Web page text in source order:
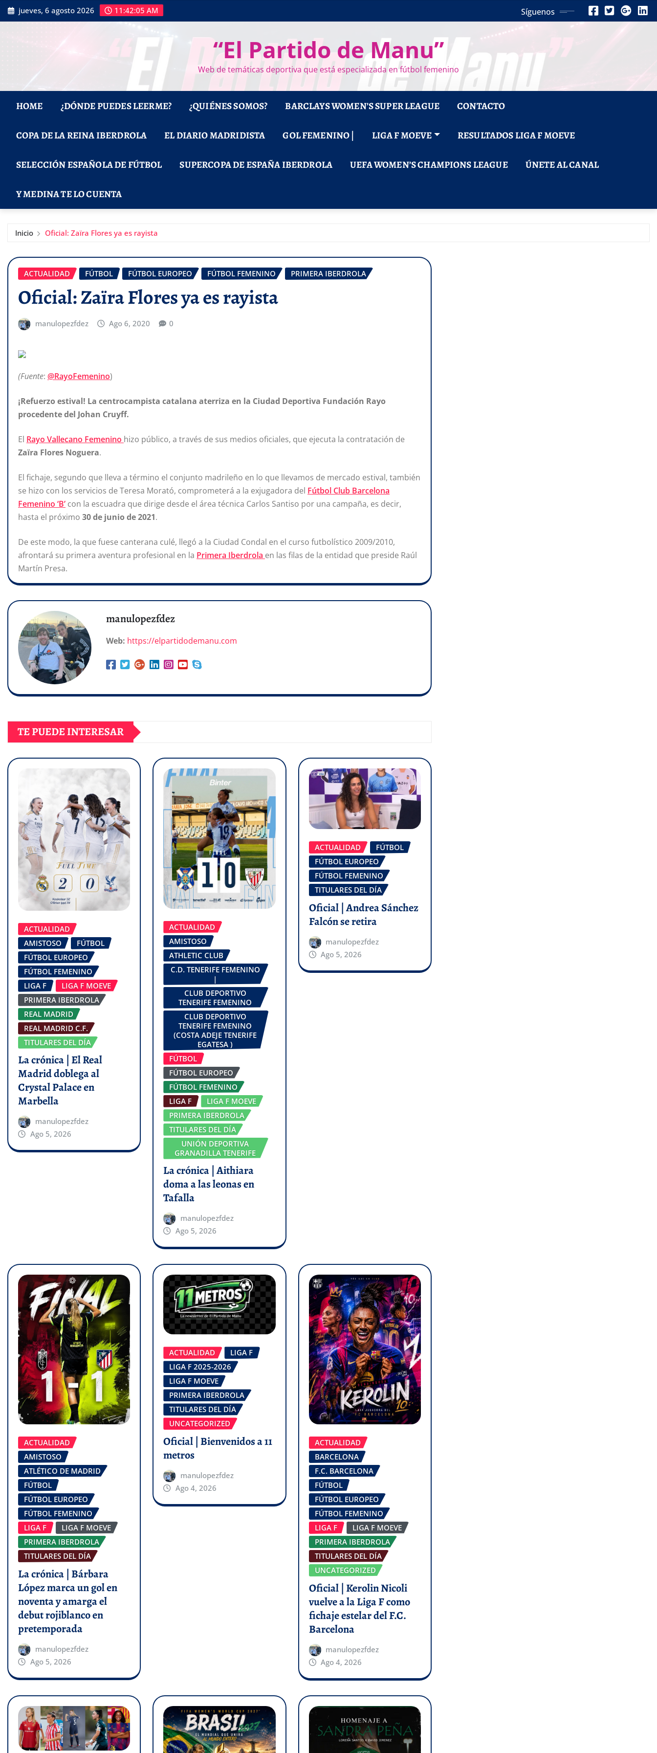
Saltar
al
jueves, 6 agosto 2026 11:42:06 AM Síguenos
“El Partido de Manu”
Web de temáticas deportiva que está especializada en fútbol femenino
HOME ¿DÓNDE PUEDES LEERME? ¿QUIÉNES SOMOS? BARCLAYS WOMEN’S SUPER LEAGUE CONTACTO
COPA DE LA REINA IBERDROLA EL DIARIO MADRIDISTA GOL FEMENINO | LIGA F MOEVE RESULTADOS LIGA F MOEVE
SELECCIÓN ESPAÑOLA DE FÚTBOL SUPERCOPA DE ESPAÑA IBERDROLA UEFA WOMEN’S CHAMPIONS LEAGUE ÚNETE AL CANAL
Y MEDINA TE LO CUENTA
Inicio Oficial: Zaïra Flores ya es rayista
ACTUALIDAD FÚTBOL FÚTBOL EUROPEO FÚTBOL FEMENINO PRIMERA IBERDROLA
Oficial: Zaïra Flores ya es rayista
manulopezfdez Ago 6, 2020 0
(Fuente: @RayoFemenino)
¡Refuerzo estival! La centrocampista catalana aterriza en la Ciudad Deportiva Fundación Rayo
procedente del Johan Cruyff.
El Rayo Vallecano Femenino hizo público, a través de sus medios oficiales, que ejecuta la contratación de
Zaïra Flores Noguera.
El fichaje, segundo que lleva a término el conjunto madrileño en lo que llevamos de mercado estival, también
se hizo con los servicios de Teresa Morató, comprometerá a la exjugadora del Fútbol Club Barcelona
Femenino ‘B’ con la escuadra que dirige desde el área técnica Carlos Santiso por una campaña, es decir,
hasta el próximo 30 de junio de 2021.
De este modo, la que fuese canterana culé, llegó a la Ciudad Condal en el curso futbolístico 2009/2010,
afrontará su primera aventura profesional en la Primera Iberdrola en las filas de la entidad que preside Raúl
Martín Presa.
manulopezfdez
Web: https://elpartidodemanu.com
TE PUEDE INTERESAR
ACTUALIDAD
AMISTOSO
FÚTBOL
FÚTBOL EUROPEO
FÚTBOL FEMENINO
LIGA F
LIGA F MOEVE
PRIMERA IBERDROLA
REAL MADRID
REAL MADRID C.F.
TITULARES DEL DÍA
La crónica | El Real
Madrid doblega al
Crystal Palace en
Marbella
manulopezfdez
Ago 5, 2026
ACTUALIDAD
AMISTOSO
ATHLETIC CLUB
C.D. TENERIFE FEMENINO
|
CLUB DEPORTIVO
TENERIFE FEMENINO
CLUB DEPORTIVO
TENERIFE FEMENINO
(COSTA ADEJE TENERIFE
EGATESA )
FÚTBOL
FÚTBOL EUROPEO
FÚTBOL FEMENINO
LIGA F
LIGA F MOEVE
PRIMERA IBERDROLA
TITULARES DEL DÍA
UNIÓN DEPORTIVA
GRANADILLA TENERIFE
La crónica | Aithiara
doma a las leonas en
Tafalla
manulopezfdez
Ago 5, 2026
ACTUALIDAD
FÚTBOL
FÚTBOL EUROPEO
FÚTBOL FEMENINO
TITULARES DEL DÍA
Oficial | Andrea Sánchez
Falcón se retira
manulopezfdez
Ago 5, 2026
ACTUALIDAD
AMISTOSO
ATLÉTICO DE MADRID
FÚTBOL
FÚTBOL EUROPEO
FÚTBOL FEMENINO
LIGA F
LIGA F MOEVE
PRIMERA IBERDROLA
TITULARES DEL DÍA
La crónica | Bárbara
López marca un gol en
noventa y amarga el
debut rojiblanco en
pretemporada
manulopezfdez
Ago 5, 2026
ACTUALIDAD
LIGA F
LIGA F 2025-2026
LIGA F MOEVE
PRIMERA IBERDROLA
TITULARES DEL DÍA
UNCATEGORIZED
Oficial | Bienvenidos a 11
metros
manulopezfdez
Ago 4, 2026
ACTUALIDAD
BARCELONA
F.C. BARCELONA
FÚTBOL
FÚTBOL EUROPEO
FÚTBOL FEMENINO
LIGA F
LIGA F MOEVE
PRIMERA IBERDROLA
TITULARES DEL DÍA
UNCATEGORIZED
Oficial | Kerolin Nicoli
vuelve a la Liga F como
fichaje estelar del F.C.
Barcelona
manulopezfdez
Ago 4, 2026